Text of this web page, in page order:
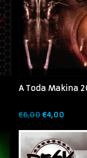
A Toda Makina
€6,00 €4,00